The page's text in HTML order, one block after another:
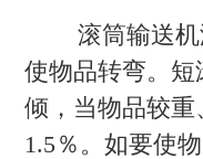
滚筒输送机
使物品转弯。
倾，当物品较
1.5％。如要使